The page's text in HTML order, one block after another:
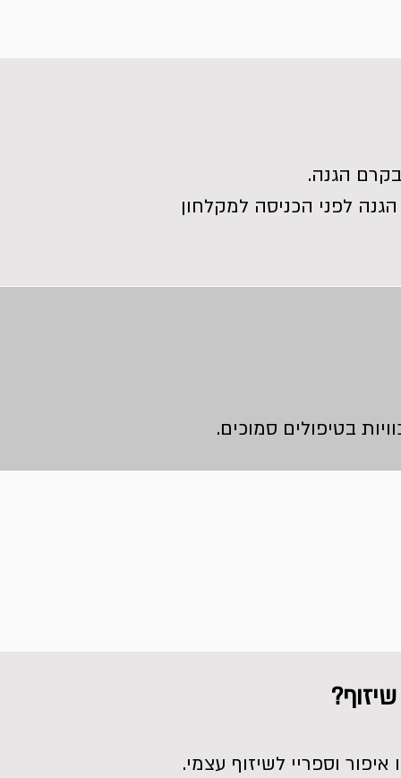
הגנה.
לפני הכניסה למקלחון
בטיפולים סמוכים.
וספריי לשיזוף עצמי.